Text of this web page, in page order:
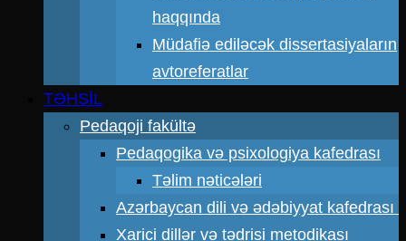
haqqında
Müdafiə ediləcək dissertasiyaların
avtoreferatlar
TƏHSİL
Pedaqoji fakültə
Pedaqogika və psixologiya kafedrası
Təlim nəticələri
Azərbaycan dili və ədəbiyyat kafedrası
Xarici dillər və tədrisi metodikası